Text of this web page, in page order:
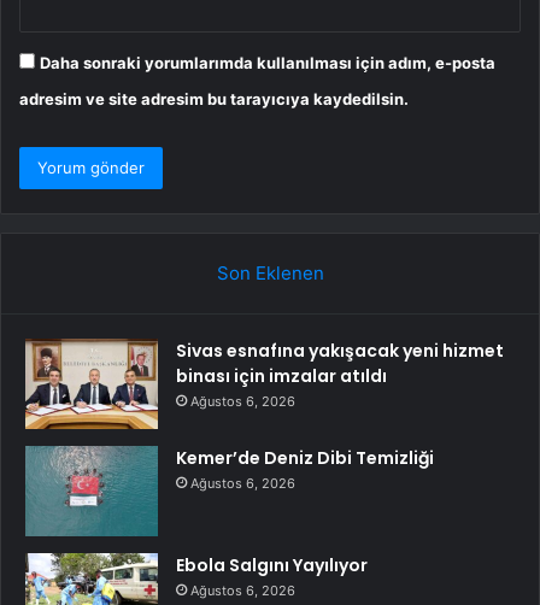
Daha sonraki yorumlarımda kullanılması için adım, e-posta
adresim ve site adresim bu tarayıcıya kaydedilsin.
Son Eklenen
Sivas esnafına yakışacak yeni hizmet
binası için imzalar atıldı
Ağustos 6, 2026
Kemer’de Deniz Dibi Temizliği
Ağustos 6, 2026
Ebola Salgını Yayılıyor
Ağustos 6, 2026